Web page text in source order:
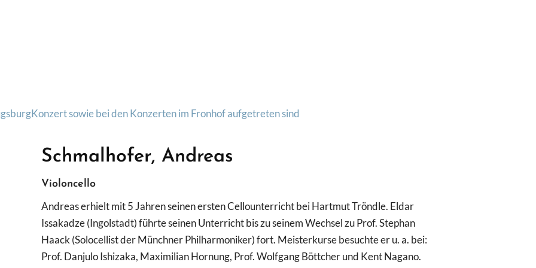
Schmalhofer, Andreas
Violoncello
Andreas erhielt mit 5 Jahren seinen ersten Cellounterricht bei Hartmut Tröndle. Eldar
Issakadze (Ingolstadt) führte seinen Unterricht bis zu seinem Wechsel zu Prof. Stephan
Haack (Solocellist der Münchner Philharmoniker) fort. Meisterkurse besuchte er u. a. bei:
Prof. Danjulo Ishizaka, Maximilian Hornung, Prof. Wolfgang Böttcher und Kent Nagano.